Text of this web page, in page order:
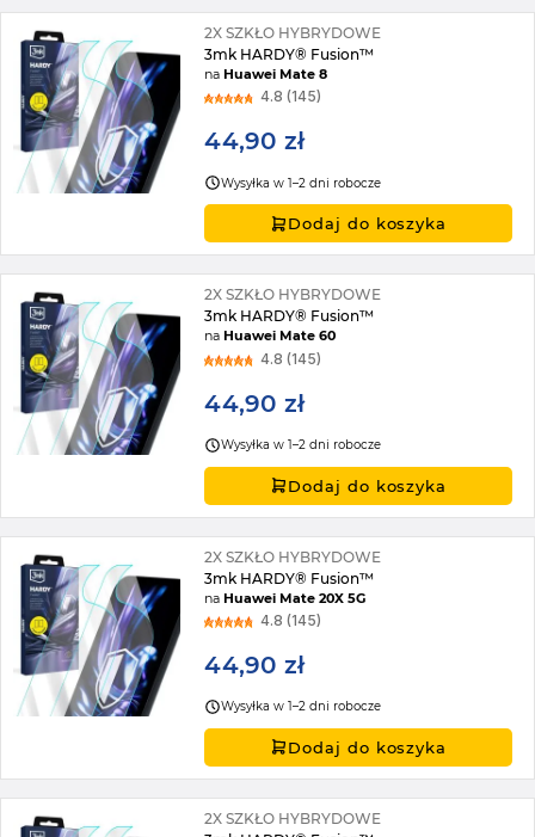
2X SZKŁO HYBRYDOWE
3mk HARDY® Fusion™
naHuawei Mate 8
4.8 (145)
44,90 zł
Wysyłka w 1–2 dni robocze
Dodaj do koszyka
2X SZKŁO HYBRYDOWE
3mk HARDY® Fusion™
naHuawei Mate 60
4.8 (145)
44,90 zł
Wysyłka w 1–2 dni robocze
Dodaj do koszyka
2X SZKŁO HYBRYDOWE
3mk HARDY® Fusion™
naHuawei Mate 20X 5G
4.8 (145)
44,90 zł
Wysyłka w 1–2 dni robocze
Dodaj do koszyka
2X SZKŁO HYBRYDOWE